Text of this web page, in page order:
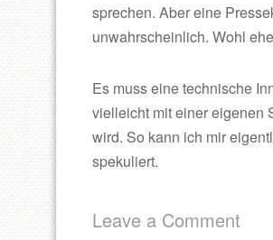
sprechen. Aber eine
unwahrscheinlich. Wohl
Es muss eine technische
vielleicht mit einer eigenen
wird. So kann ich mir
spekuliert.
Leave a Comment